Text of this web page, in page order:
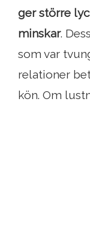
ger större
minskar.
som var
relationer
kön. Om